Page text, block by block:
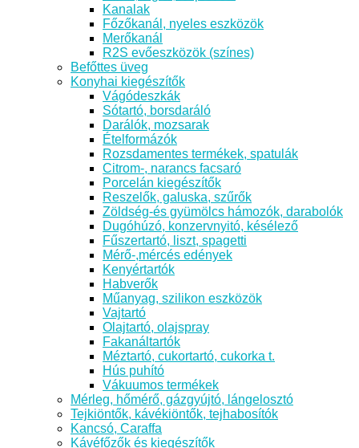
Kanalak
Főzőkanál, nyeles eszközök
Merőkanál
R2S evőeszközök (színes)
Befőttes üveg
Konyhai kiegészítők
Vágódeszkák
Sótartó, borsdaráló
Darálók, mozsarak
Ételformázók
Rozsdamentes termékek, spatulák
Citrom-, narancs facsaró
Porcelán kiegészítők
Reszelők, galuska, szűrők
Zöldség-és gyümölcs hámozók, darabolók
Dugóhúzó, konzervnyitó, késélező
Fűszertartó, liszt, spagetti
Mérő-,mércés edények
Kenyértartók
Habverők
Műanyag, szilikon eszközök
Vajtartó
Olajtartó, olajspray
Fakanáltartók
Méztartó, cukortartó, cukorka t.
Hús puhító
Vákuumos termékek
Mérleg, hőmérő, gázgyújtó, lángelosztó
Tejkiöntők, kávékiöntők, tejhabosítók
Kancsó, Caraffa
Kávéfőzők és kiegészítők